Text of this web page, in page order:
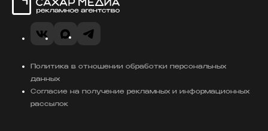
VK MAXTelegram
Политика в отношении обработки персональных
данных
Согласие на получение рекламных и информационных
рассылок